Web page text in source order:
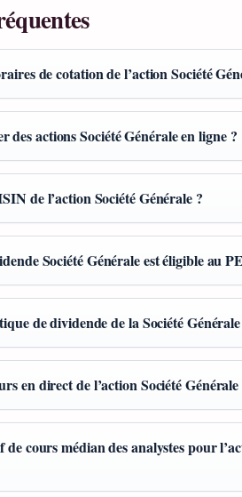
de cotation de l’action Société
des actions Société Générale en ligne ?
de l’action Société Générale ?
Société Générale est éligible au
de dividende de la Société
en direct de l’action Société Générale
de cours médian des analystes pour